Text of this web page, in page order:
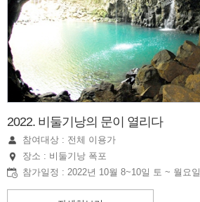
2022. 비둘기낭의 문이 열리다
참여대상 : 전체 이용가
장소 : 비둘기낭 폭포
참가일정 : 2022년 10월 8~10일 토 ~ 월요일